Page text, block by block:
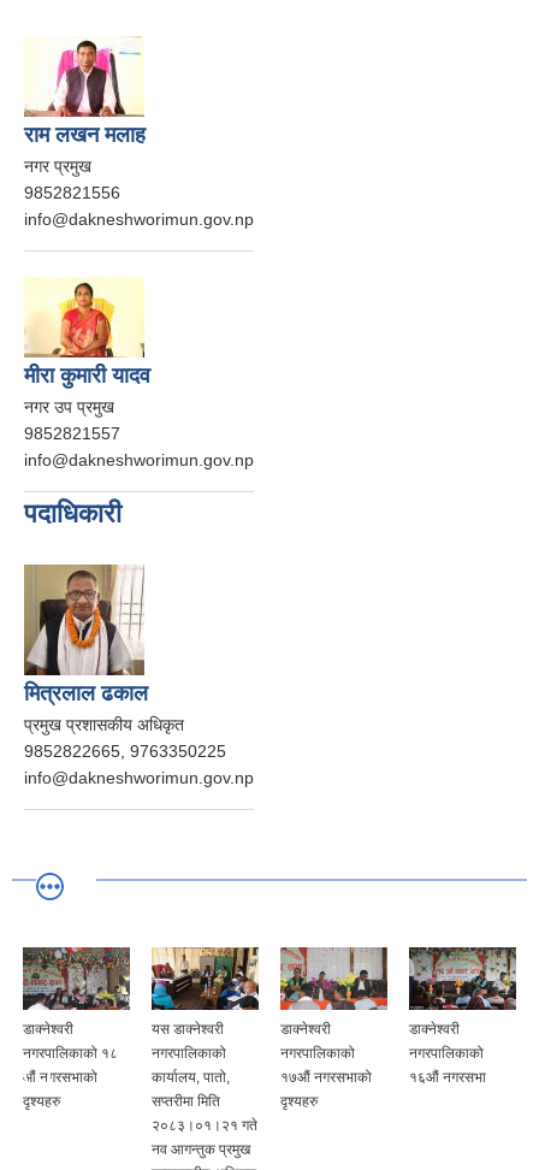
राम लखन मलाह
नगर प्रमुख
9852821556
info@dakneshworimun.gov.np
मीरा कुमारी यादव
नगर उप प्रमुख
9852821557
info@dakneshworimun.gov.np
पदाधिकारी
मित्रलाल ढकाल
प्रमुख प्रशासकीय अधिकृत
9852822665, 9763350225
info@dakneshworimun.gov.np
डाक्नेश्वरी
नगरपालिकाको १८
औं नगरसभाको
दृश्यहरु
यस डाक्नेश्वरी
नगरपालिकाको
कार्यालय, पातो,
सप्तरीमा मिति
२०८३।०१।२१ गते
नव आगन्तुक प्रमुख
डाक्नेश्वरी
नगरपालिकाको
१७औं नगरसभाको
दृश्यहरु
डाक्नेश्वरी
नगरपालिकाको
१६औं नगरसभा